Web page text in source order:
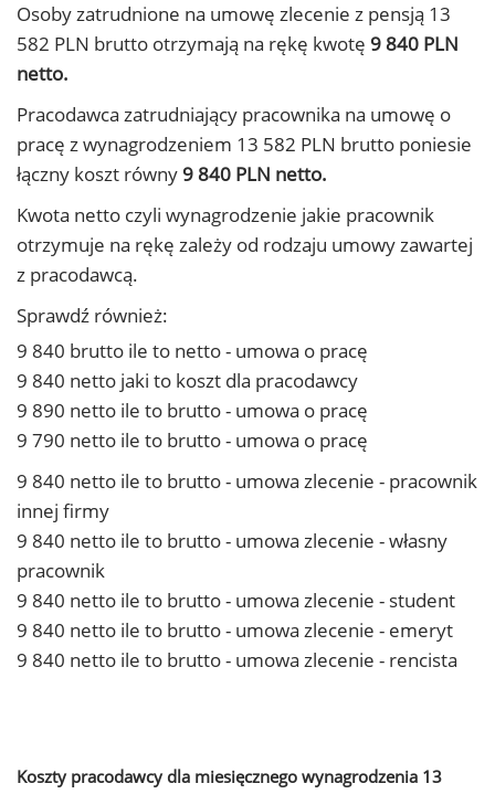
Osoby zatrudnione na umowę zlecenie z pensją 13
582 PLN brutto otrzymają na rękę kwotę 9 840 PLN
netto.
Pracodawca zatrudniający pracownika na umowę o
pracę z wynagrodzeniem 13 582 PLN brutto poniesie
łączny koszt równy 9 840 PLN netto.
Kwota netto czyli wynagrodzenie jakie pracownik
otrzymuje na rękę zależy od rodzaju umowy zawartej
z pracodawcą.
Sprawdź również:
9 840 brutto ile to netto - umowa o pracę
9 840 netto jaki to koszt dla pracodawcy
9 890 netto ile to brutto - umowa o pracę
9 790 netto ile to brutto - umowa o pracę
9 840 netto ile to brutto - umowa zlecenie - pracownik
innej firmy
9 840 netto ile to brutto - umowa zlecenie - własny
pracownik
9 840 netto ile to brutto - umowa zlecenie - student
9 840 netto ile to brutto - umowa zlecenie - emeryt
9 840 netto ile to brutto - umowa zlecenie - rencista
Koszty pracodawcy dla miesięcznego wynagrodzenia 13